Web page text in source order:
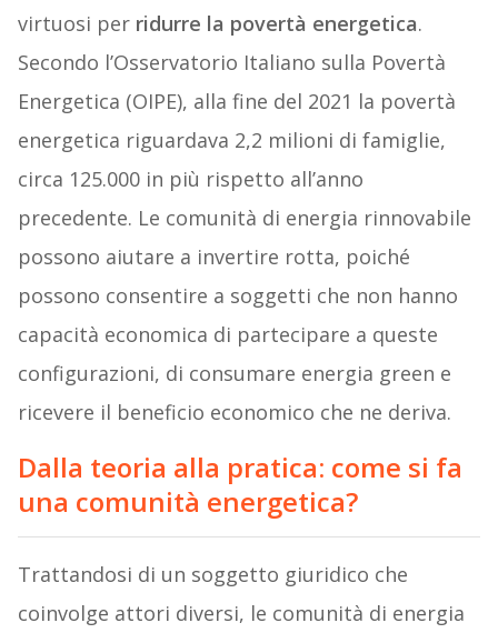
virtuosi per ridurre la povertà energetica.
Secondo l’Osservatorio Italiano sulla Povertà
Energetica (OIPE), alla fine del 2021 la povertà
energetica riguardava 2,2 milioni di famiglie,
circa 125.000 in più rispetto all’anno
precedente. Le comunità di energia rinnovabile
possono aiutare a invertire rotta, poiché
possono consentire a soggetti che non hanno
capacità economica di partecipare a queste
configurazioni, di consumare energia green e
ricevere il beneficio economico che ne deriva.
Dalla teoria alla pratica: come si fa
una comunità energetica?
Trattandosi di un soggetto giuridico che
coinvolge attori diversi, le comunità di energia